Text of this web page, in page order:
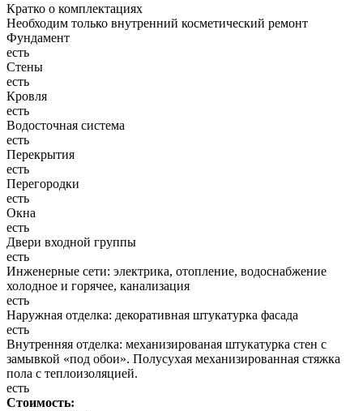
Кратко о комплектациях
Необходим только внутренний косметический ремонт
Фундамент
есть
Стены
есть
Кровля
есть
Водосточная система
есть
Перекрытия
есть
Перегородки
есть
Окна
есть
Двери входной группы
есть
Инженерные сети: электрика, отопление, водоснабжение
холодное и горячее, канализация
есть
Наружная отделка: декоративная штукатурка фасада
есть
Внутренняя отделка: механизированая штукатурка стен с
замывкой «под обои». Полусухая механизированная стяжка
пола с теплоизоляцией.
есть
Стоимость: